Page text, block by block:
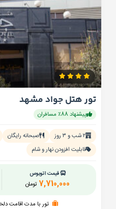
تور هتل جواد مشهد
پیشنهاد 88٪ مسافران
۲ شب و ۳ روز صبحانه رایگان
قابلیت افزودن نهار و شام
قیمت اتوبوس
تومان 7,710,000
تور با مدت اقامت